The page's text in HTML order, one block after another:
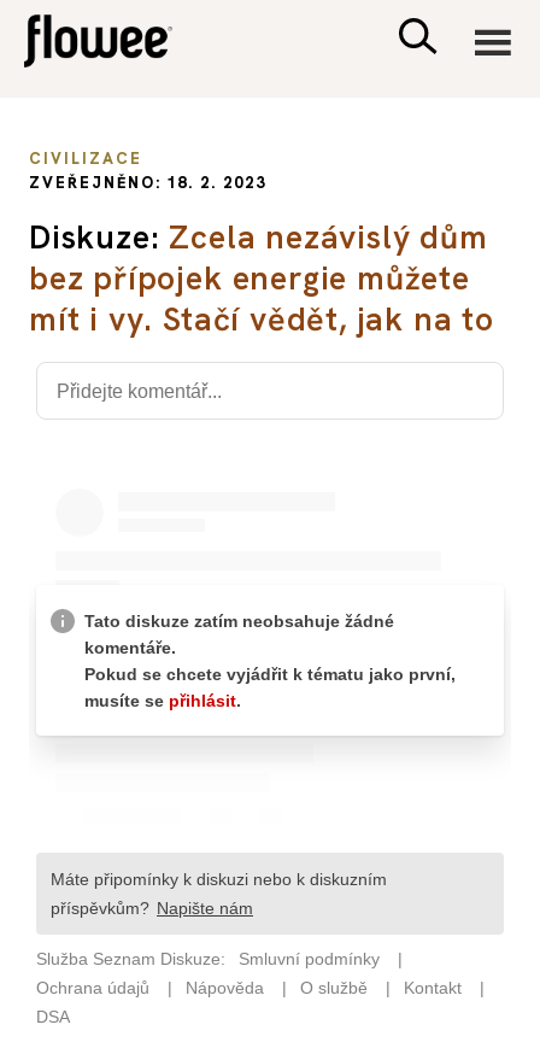
PSYCHOLOGIE
SEX A VZTAHY
CIVILIZACE
ZVEŘEJNĚNO: 18. 2. 2023
Diskuze: Zcela nezávislý dům
bez přípojek energie můžete
mít i vy. Stačí vědět, jak na to